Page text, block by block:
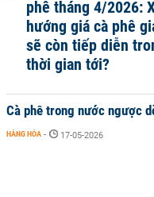
phê tháng 4/2026:
hướng giá cà phê
sẽ còn tiếp diễn
thời gian tới?
Cà phê trong nước ngược
HÀNG HÓA - 17-05-2026